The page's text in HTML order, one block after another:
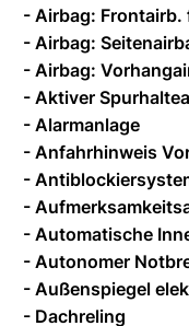
- Airbag: Frontairb.
- Airbag:
- Airbag:
- Aktiver
- Alarmanlage
- Anfahrhinweis
-
-
- Automatische
- Autonomer
- Außenspiegel
- Dachreling